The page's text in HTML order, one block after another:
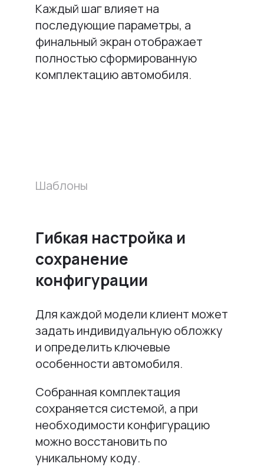
Каждый шаг влияет на
последующие параметры, а
финальный экран отображает
полностью сформированную
комплектацию автомобиля.
Шаблоны
Гибкая настройка и
сохранение
конфигурации
Для каждой модели клиент может
задать индивидуальную обложку
и определить ключевые
особенности автомобиля.
Собранная комплектация
сохраняется системой, а при
необходимости конфигурацию
можно восстановить по
уникальному коду.